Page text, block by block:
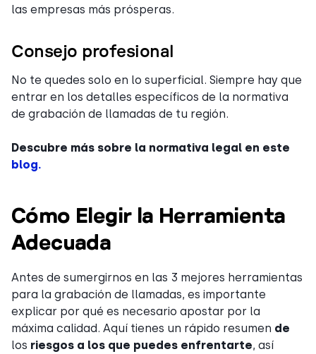
las empresas más prósperas.
Consejo profesional
No te quedes solo en lo superficial. Siempre hay que
entrar en los detalles específicos de la normativa
de grabación de llamadas de tu región.
Descubre más sobre la normativa legal en este
blog.
Cómo Elegir la Herramienta
Adecuada
Antes de sumergirnos en las 3 mejores herramientas
para la grabación de llamadas, es importante
explicar por qué es necesario apostar por la
máxima calidad. Aquí tienes un rápido resumen de
los riesgos a los que puedes enfrentarte, así